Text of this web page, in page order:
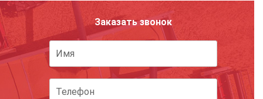
Заказать звонок